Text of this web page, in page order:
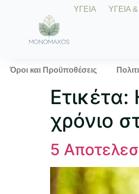
ΥΓΕΙΑ ΥΓΕΙΑ
Όροι και Προϋποθέσεις
Ετικέτα:
χρόνιο
5